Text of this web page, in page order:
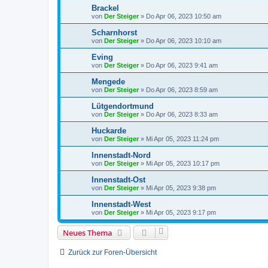
Brackel
von Der Steiger» Do Apr 06, 2023 10:50 am
Scharnhorst
von Der Steiger» Do Apr 06, 2023 10:10 am
Eving
von Der Steiger» Do Apr 06, 2023 9:41 am
Mengede
von Der Steiger» Do Apr 06, 2023 8:59 am
Lütgendortmund
von Der Steiger» Do Apr 06, 2023 8:33 am
Huckarde
von Der Steiger» Mi Apr 05, 2023 11:24 pm
Innenstadt-Nord
von Der Steiger» Mi Apr 05, 2023 10:17 pm
Innenstadt-Ost
von Der Steiger» Mi Apr 05, 2023 9:38 pm
Innenstadt-West
von Der Steiger» Mi Apr 05, 2023 9:17 pm
Neues Thema
Zurück zur Foren-Übersicht